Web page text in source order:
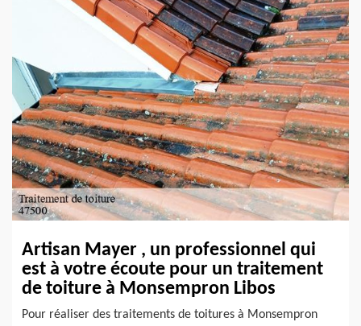
Artisan Mayer , un professionnel qui
est à votre écoute pour un traitement
de toiture à Monsempron Libos
Pour réaliser des traitements de toitures à Monsempron